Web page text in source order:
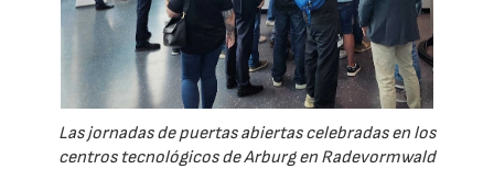
Las jornadas de puertas abiertas celebradas en los
centros tecnológicos de Arburg en Radevormwald